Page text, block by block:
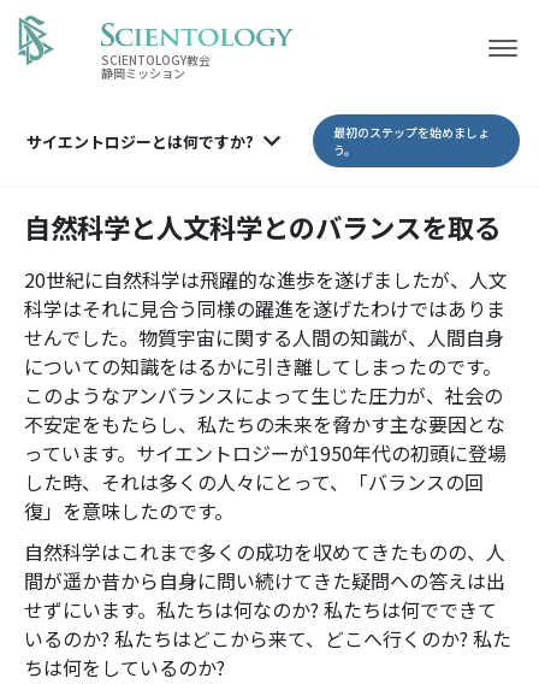
SCIENTOLOGY教会
静岡ミッション
サイエントロジーとは何ですか?
最初のステップを始めましょ
う。
自然科学と人文科学とのバランスを取る
20世紀に自然科学は飛躍的な進歩を遂げましたが、人文
科学はそれに見合う同様の躍進を遂げたわけではありま
せんでした。物質宇宙に関する人間の知識が、人間自身
についての知識をはるかに引き離してしまったのです。
このようなアンバランスによって生じた圧力が、社会の
不安定をもたらし、私たちの未来を脅かす主な要因とな
っています。サイエントロジーが1950年代の初頭に登場
した時、それは多くの人々にとって、「バランスの回
復」を意味したのです。
自然科学はこれまで多くの成功を収めてきたものの、人
間が遥か昔から自身に問い続けてきた疑問への答えは出
せずにいます。私たちは何なのか? 私たちは何でできて
いるのか? 私たちはどこから来て、どこへ行くのか? 私た
ちは何をしているのか?